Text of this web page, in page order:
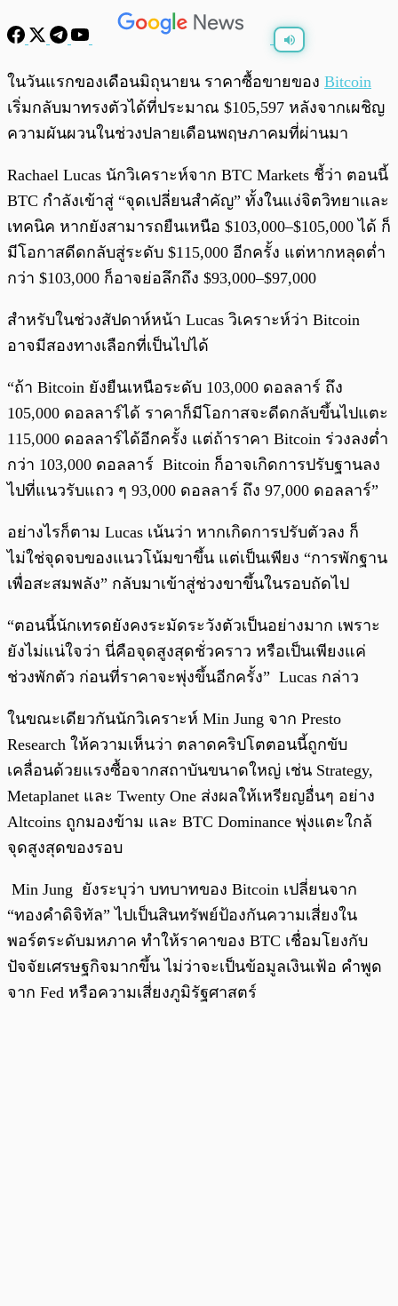
ในวันแรกของเดือนมิถุนายน ราคาซื้อขายของ Bitcoin
เริ่มกลับมาทรงตัวได้ที่ประมาณ $105,597 หลังจากเผชิญ
ความผันผวนในช่วงปลายเดือนพฤษภาคมที่ผ่านมา
Rachael Lucas นักวิเคราะห์จาก BTC Markets ชี้ว่า ตอนนี้
BTC กำลังเข้าสู่ “จุดเปลี่ยนสำคัญ” ทั้งในแง่จิตวิทยาและ
เทคนิค หากยังสามารถยืนเหนือ $103,000–$105,000 ได้ ก็
มีโอกาสดีดกลับสู่ระดับ $115,000 อีกครั้ง แต่หากหลุดต่ำ
กว่า $103,000 ก็อาจย่อลึกถึง $93,000–$97,000
สำหรับในช่วงสัปดาห์หน้า Lucas วิเคราะห์ว่า Bitcoin
อาจมีสองทางเลือกที่เป็นไปได้
“ถ้า Bitcoin ยังยืนเหนือระดับ 103,000 ดอลลาร์ ถึง
105,000 ดอลลาร์ได้ ราคาก็มีโอกาสจะดีดกลับขึ้นไปแตะ
115,000 ดอลลาร์ได้อีกครั้ง แต่ถ้าราคา Bitcoin ร่วงลงต่ำ
กว่า 103,000 ดอลลาร์ Bitcoin ก็อาจเกิดการปรับฐานลง
ไปที่แนวรับแถว ๆ 93,000 ดอลลาร์ ถึง 97,000 ดอลลาร์”
อย่างไรก็ตาม Lucas เน้นว่า หากเกิดการปรับตัวลง ก็
ไม่ใช่จุดจบของแนวโน้มขาขึ้น แต่เป็นเพียง “การพักฐาน
เพื่อสะสมพลัง” กลับมาเข้าสู่ช่วงขาขึ้นในรอบถัดไป
“ตอนนี้นักเทรดยังคงระมัดระวังตัวเป็นอย่างมาก เพราะ
ยังไม่แน่ใจว่า นี่คือจุดสูงสุดชั่วคราว หรือเป็นเพียงแค่
ช่วงพักตัว ก่อนที่ราคาจะพุ่งขึ้นอีกครั้ง” Lucas กล่าว
ในขณะเดียวกันนักวิเคราะห์ Min Jung จาก Presto
Research ให้ความเห็นว่า ตลาดคริปโตตอนนี้ถูกขับ
เคลื่อนด้วยแรงซื้อจากสถาบันขนาดใหญ่ เช่น Strategy,
Metaplanet และ Twenty One ส่งผลให้เหรียญอื่นๆ อย่าง
Altcoins ถูกมองข้าม และ BTC Dominance พุ่งแตะใกล้
จุดสูงสุดของรอบ
Min Jung ยังระบุว่า บทบาทของ Bitcoin เปลี่ยนจาก
“ทองคำดิจิทัล” ไปเป็นสินทรัพย์ป้องกันความเสี่ยงใน
พอร์ตระดับมหภาค ทำให้ราคาของ BTC เชื่อมโยงกับ
ปัจจัยเศรษฐกิจมากขึ้น ไม่ว่าจะเป็นข้อมูลเงินเฟ้อ คำพูด
จาก Fed หรือความเสี่ยงภูมิรัฐศาสตร์